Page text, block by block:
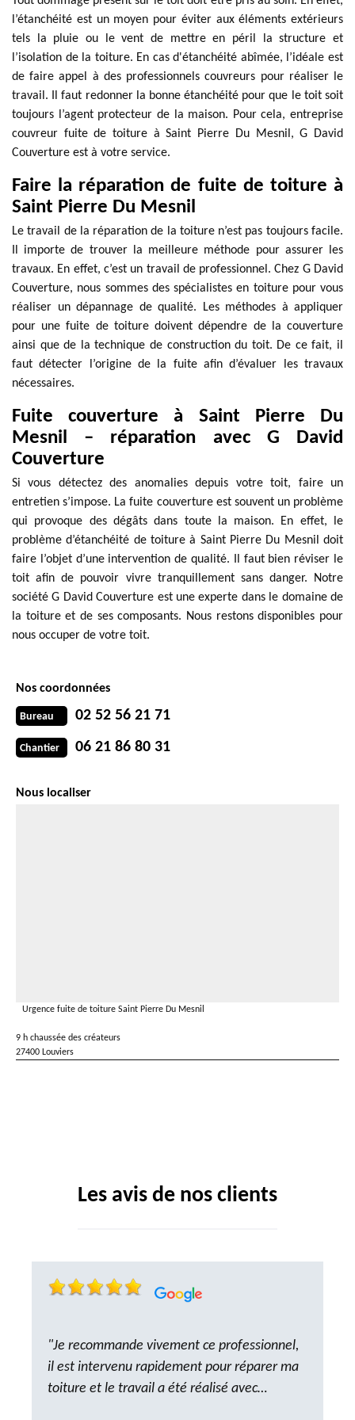
l’étanchéité est un moyen pour éviter aux éléments extérieurs
tels la pluie ou le vent de mettre en péril la structure et
l’isolation de la toiture. En cas d'étanchéité abîmée, l’idéale est
de faire appel à des professionnels couvreurs pour réaliser le
travail. Il faut redonner la bonne étanchéité pour que le toit soit
toujours l’agent protecteur de la maison. Pour cela, entreprise
couvreur fuite de toiture à Saint Pierre Du Mesnil, G David
Couverture est à votre service.
Faire la réparation de fuite de toiture à
Saint Pierre Du Mesnil
Le travail de la réparation de la toiture n’est pas toujours facile.
Il importe de trouver la meilleure méthode pour assurer les
travaux. En effet, c’est un travail de professionnel. Chez G David
Couverture, nous sommes des spécialistes en toiture pour vous
réaliser un dépannage de qualité. Les méthodes à appliquer
pour une fuite de toiture doivent dépendre de la couverture
ainsi que de la technique de construction du toit. De ce fait, il
faut détecter l’origine de la fuite afin d’évaluer les travaux
nécessaires.
Fuite couverture à Saint Pierre Du
Mesnil – réparation avec G David
Couverture
Si vous détectez des anomalies depuis votre toit, faire un
entretien s’impose. La fuite couverture est souvent un problème
qui provoque des dégâts dans toute la maison. En effet, le
problème d’étanchéité de toiture à Saint Pierre Du Mesnil doit
faire l’objet d’une intervention de qualité. Il faut bien réviser le
toit afin de pouvoir vivre tranquillement sans danger. Notre
société G David Couverture est une experte dans le domaine de
la toiture et de ses composants. Nous restons disponibles pour
nous occuper de votre toit.
Nos coordonnées
Bureau 02 52 56 21 71
Chantier 06 21 86 80 31
Nous localiser
Urgence fuite de toiture Saint Pierre Du Mesnil
9 h chaussée des créateurs
27400 Louviers
Les avis de nos clients
"Je recommande vivement ce professionnel,
il est intervenu rapidement pour réparer ma
toiture et le travail a été réalisé avec